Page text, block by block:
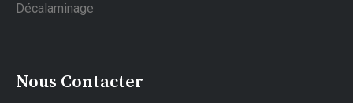
Décalaminage
Nous Contacter